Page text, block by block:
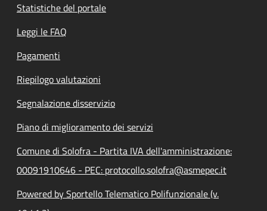
Statistiche del portale
Leggi le FAQ
Pagamenti
Riepilogo valutazioni
Segnalazione disservizio
Piano di miglioramento dei servizi
Comune di Solofra - Partita IVA dell'amministrazione:
00091910646 - PEC: protocollo.solofra@asmepec.it
Powered by Sportello Telematico Polifunzionale (v.